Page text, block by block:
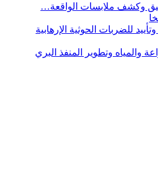
وكشف ملابسات الواقعة…
للضربات الحوثية الإرهابية
وتطوير المنفذ البري